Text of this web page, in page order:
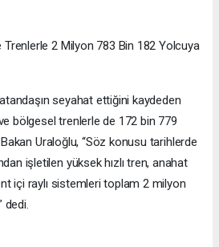
Trenlerle 2 Milyon 783 Bin 182 Yolcuya
seyahat ettiğini kaydeden
bölgesel trenlerle de 172 bin 779
Bakan Uraloğlu, “Söz konusu tarihlerde
işletilen yüksek hızlı tren, anahat
içi raylı sistemleri toplam 2 milyon
dedi.